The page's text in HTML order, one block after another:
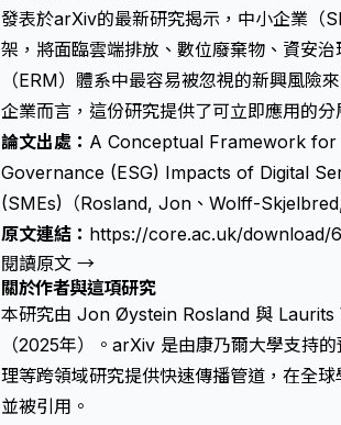
發表於arXiv的最新研究揭示，中小企業（
架，將面臨雲端排放、數位廢棄物、資安
（ERM）體系中最容易被忽視的新興風險
企業而言，這份研究提供了可立即應用的分
論文出處： A Conceptual Framework
Governance (ESG) Impacts of Digital
(SMEs)（Rosland, Jon、Wolff-
原文連結： https://core.ac.uk/download/
閱讀原文 →
關於作者與這項研究
本研究由 Jon Øystein Rosland 與 Laurits
（2025年）。arXiv 是由康乃爾大學支持
理等跨領域研究提供快速傳播管道，在全
並被引用。